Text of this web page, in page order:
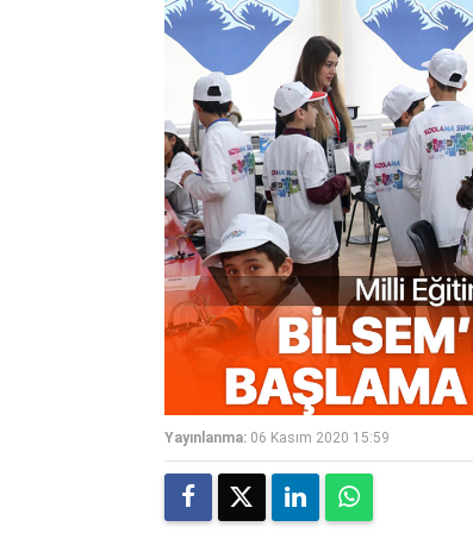
Yayınlanma: 06 Kasım 2020 15:59